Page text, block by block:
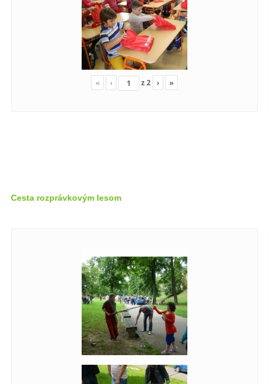
« ‹ z2 › »
Cesta rozprávkovým lesom